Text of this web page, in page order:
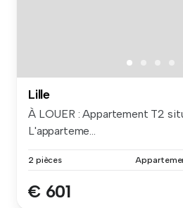
Lille
À LOUER : Appartement T2
L'apparteme...
2 pièces
€ 601